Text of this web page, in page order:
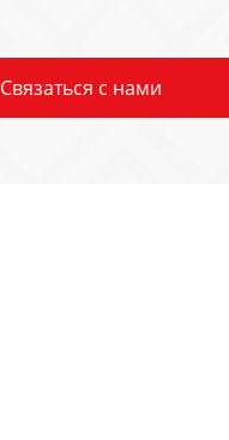
Связаться с нами